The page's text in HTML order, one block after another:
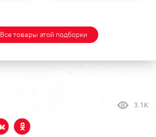
Все товары этой подборки
3.1K